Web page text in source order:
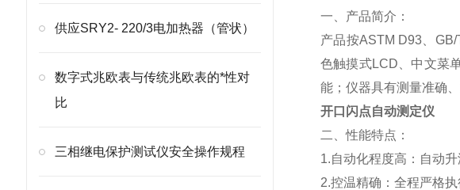
供应SRY2- 220/3电加热器（管状）
数字式兆欧表与传统兆欧表的*性对
比
三相继电保护测试仪安全操作规程
一、产品简介：
产品按ASTM D93、
色触摸式LCD、中文菜
能；仪器具有测量准确
开口闪点自动测定仪
二、性能特点：
1.自动化程度高：自动
2.控温精确：全程严格执